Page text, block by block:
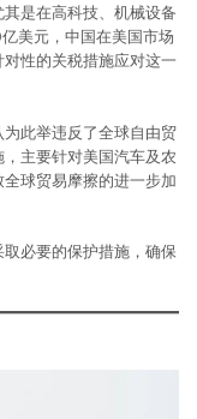
是在高科技、机械设备
美元，中国在美国市场
性的关税措施应对这一
此举违反了全球自由贸
主要针对美国汽车及农
球贸易摩擦的进一步加
必要的保护措施，确保